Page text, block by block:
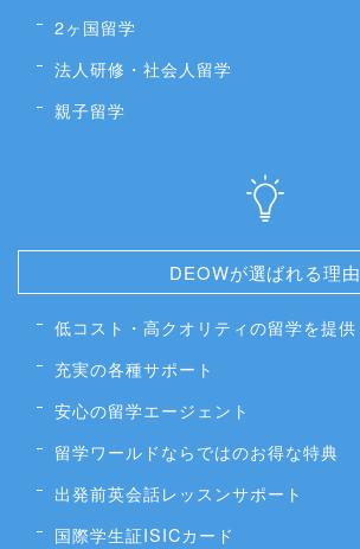
2ヶ国留学
法人研修・社会人留学
親子留学
DEOWが選ばれる理由
低コスト・高クオリティの留学を提供
充実の各種サポート
安心の留学エージェント
留学ワールドならではのお得な特典
出発前英会話レッスンサポート
国際学生証ISICカード